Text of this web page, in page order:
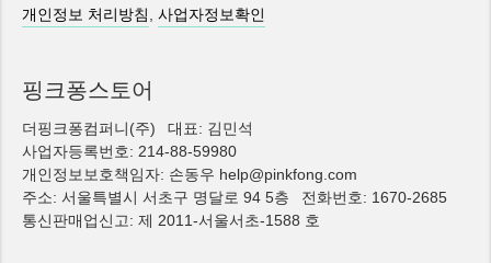
개인정보 처리방침
,사업자정보확인
핑크퐁스토어
더핑크퐁컴퍼니(주)
대표: 김민석
사업자등록번호: 214-88-59980
개인정보보호책임자: 손동우 help@pinkfong.com
주소: 서울특별시 서초구 명달로 94 5층
전화번호: 1670-2685
통신판매업신고: 제 2011-서울서초-1588 호